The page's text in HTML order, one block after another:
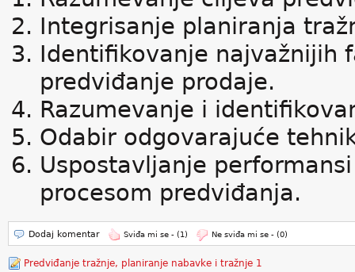
Integrisanje planiranja
Identifikovanje najvažnijih
predviđanje prodaje.
Razumevanje i
Odabir odgovarajuće
Uspostavljanje
procesom predviđanja.
Dodaj komentar Sviđa mi se - (1) Ne sviđa mi se - (0)
Predviđanje tražnje, planiranje nabavke i tražnje 1